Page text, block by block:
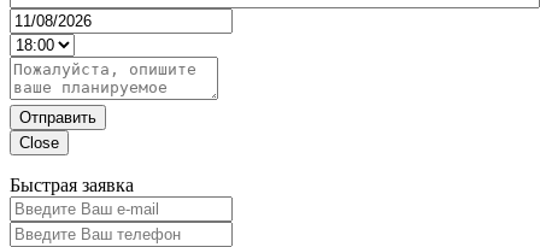
Отправить
Close
Быстрая заявка